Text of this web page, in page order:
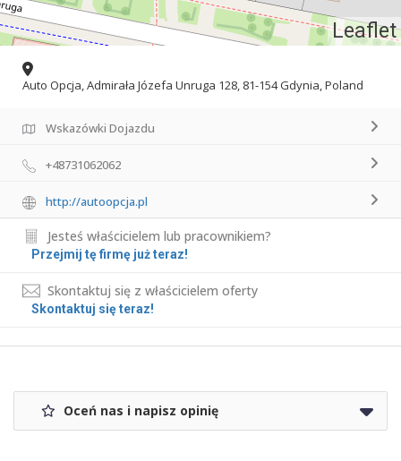
Leaflet
Auto Opcja, Admirała Józefa Unruga 128, 81-154 Gdynia, Poland
Wskazówki Dojazdu
+48731062062
http://autoopcja.pl
Jesteś właścicielem lub pracownikiem?
Przejmij tę firmę już teraz!
Skontaktuj się z właścicielem oferty
Skontaktuj się teraz!
Oceń nas i napisz opinię